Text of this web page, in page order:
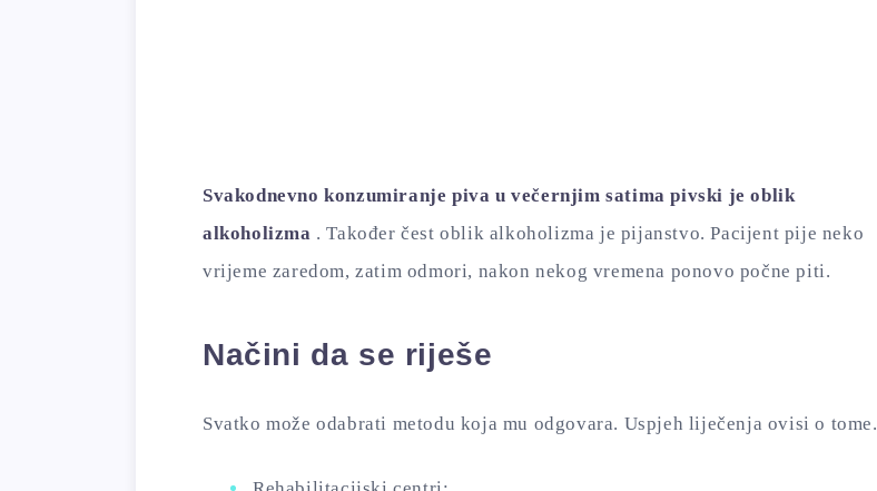
Svakodnevno konzumiranje piva u večernjim satima pivski je oblik
alkoholizma . Također čest oblik alkoholizma je pijanstvo. Pacijent pije neko
vrijeme zaredom, zatim odmori, nakon nekog vremena ponovo počne piti.
Načini da se riješe
Svatko može odabrati metodu koja mu odgovara. Uspjeh liječenja ovisi o tome.